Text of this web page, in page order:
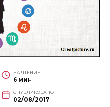
НА ЧТЕНИЕ
6 мин
ОПУБЛИКОВАНО
02/08/2017